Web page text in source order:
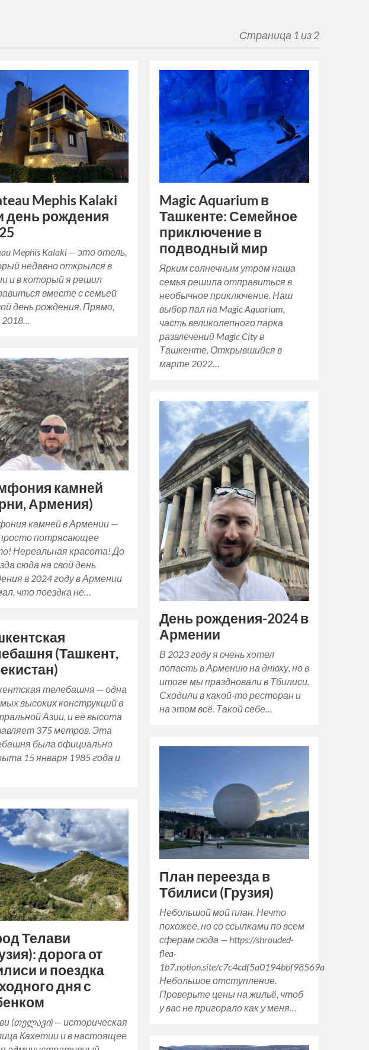
Страница 1 из 2
Mephis Kalaki
день рождения
Mephis Kalaki — это отель,
недавно открылся в
и в который я решил
вместе с семьей
день рождения. Прямо,
2018…
Magic Aquarium в
Ташкенте: Семейное
приключение в
подводный мир
Ярким солнечным утром наша
семья решила отправиться в
необычное приключение. Наш
выбор пал на Magic Aquarium,
часть великолепного парка
развлечений Magic City в
Ташкенте. Открывшийся в
марте 2022…
камней
Армения)
камней в Армении —
потрясающее
Нереальная красота! До
сюда на свой день
в 2024 году в Армении
что поездка не…
День рождения-2024 в
Армении
В 2023 году я очень хотел
попасть в Армению на днюху, но в
итоге мы праздновали в Тбилиси.
Сходили в какой-то ресторан и
на этом всё. Такой себе…
(Ташкент,
телебашня — одна
высоких конструкций в
Азии, и её высота
375 метров. Эта
была официально
15 января 1985 года и
План переезда в
Тбилиси (Грузия)
Небольшой мой план. Нечто
похожее, но со ссылками по всем
сферам сюда — https://shrouded-
flea-
1b7.notion.site/c7c4cdf5a0194bbf98569a15bc2a2fff
Небольшое отступление.
Проверьте цены на жильё, чтоб
у вас не пригорало как у меня…
Телави
дорога от
и поездка
дня с
(თელავი) — историческая
Кахетии и в настоящее